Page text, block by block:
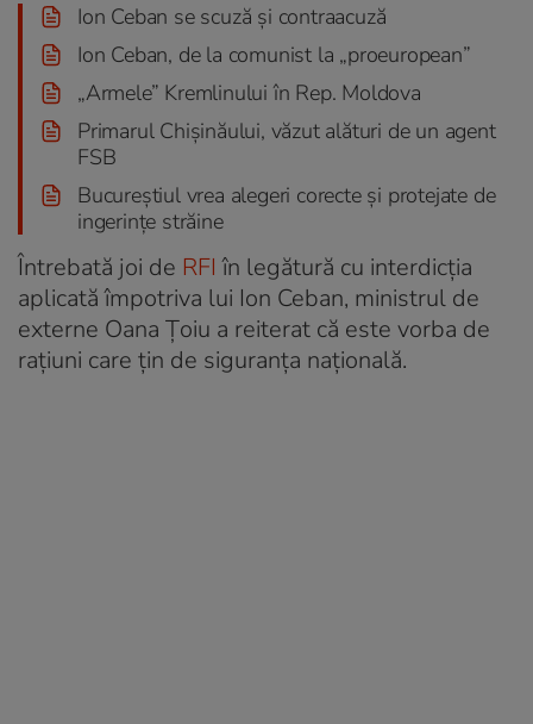
Ion Ceban se scuză și contraacuză
Ion Ceban, de la comunist la „proeuropean”
„Armele” Kremlinului în Rep. Moldova
Primarul Chișinăului, văzut alături de un agent
FSB
Bucureștiul vrea alegeri corecte și protejate de
ingerințe străine
Întrebată joi de RFI în legătură cu interdicția
aplicată împotriva lui Ion Ceban, ministrul de
externe Oana Țoiu a reiterat că este vorba de
rațiuni care țin de siguranța națională.